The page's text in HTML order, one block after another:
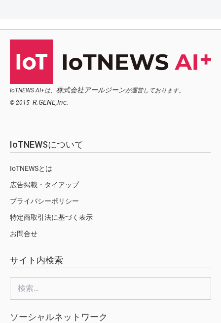
IoTNEWS AI+は、 株式会社アールジーンが運営しております。
© 2015- R.GENE,Inc.
IoTNEWSについて
IoTNEWSとは
広告掲載・タイアップ
プライバシーポリシー
特定商取引法に基づく表示
お問合せ
サイト内検索
索:
ソーシャルネットワーク